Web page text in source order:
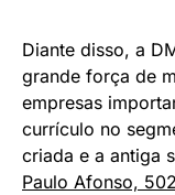
Diante disso, a
grande força de
empresas
currículo no
criada e a antiga
Paulo Afonso, 502